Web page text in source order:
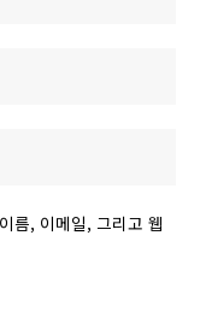
름, 이메일, 그리고 웹